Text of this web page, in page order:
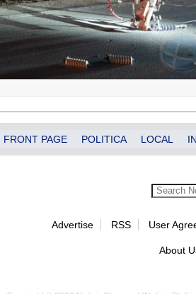
FRONT PAGE POLITICA LOCAL
Advertise RSS User
About